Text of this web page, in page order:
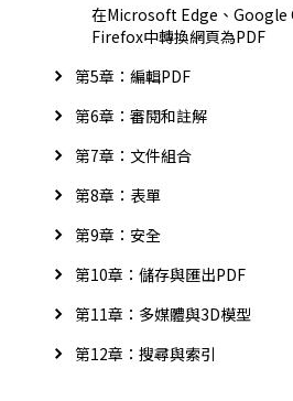
在Microsoft Edge、Google
Firefox中轉換網頁為PDF
第5章：編輯PDF
第6章：審閱和註解
第7章：文件組合
第8章：表單
第9章：安全
第10章：儲存與匯出PDF
第11章：多媒體與3D模型
第12章：搜尋與索引